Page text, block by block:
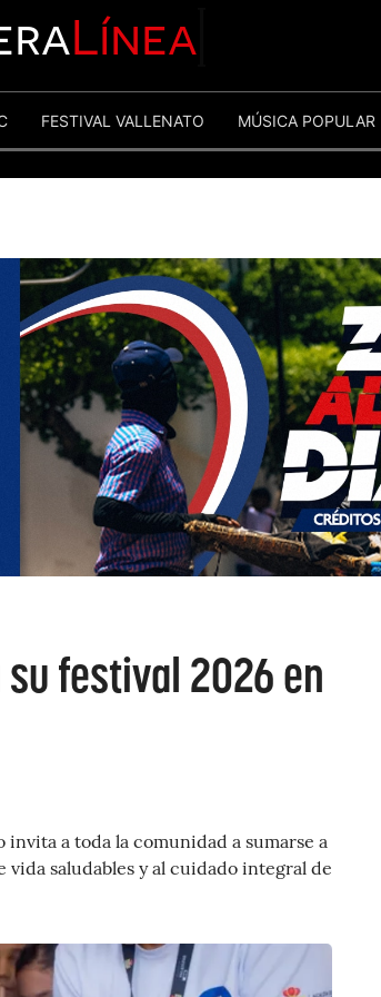
Línea
FESTIVAL VALLENATO MÚSICA POPULAR
festival 2026 en
a toda la comunidad a sumarse a
saludables y al cuidado integral de